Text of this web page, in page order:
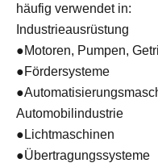
häufig verwendet in:
Industrieausrüstung
●Motoren, Pumpen,
●Fördersysteme
Automobilindustrie
●Lichtmaschinen
●Übertragungssysteme